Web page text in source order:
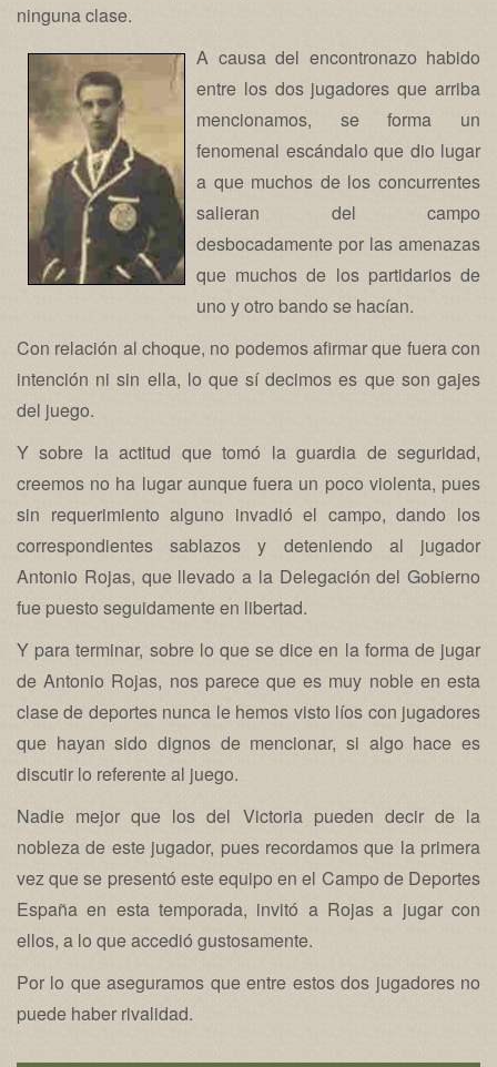
ninguna clase.
A causa del encontronazo habido
entre los dos jugadores que arriba
mencionamos, se forma un
fenomenal escándalo que dio lugar
a que muchos de los concurrentes
salieran del campo
desbocadamente por las amenazas
que muchos de los partidarios de
uno y otro bando se hacían.
Con relación al choque, no podemos afirmar que fuera con
intención ni sin ella, lo que sí decimos es que son gajes
del juego.
Y sobre la actitud que tomó la guardia de seguridad,
creemos no ha lugar aunque fuera un poco violenta, pues
sin requerimiento alguno invadió el campo, dando los
correspondientes sablazos y deteniendo al jugador
Antonio Rojas, que llevado a la Delegación del Gobierno
fue puesto seguidamente en libertad.
Y para terminar, sobre lo que se dice en la forma de jugar
de Antonio Rojas, nos parece que es muy noble en esta
clase de deportes nunca le hemos visto líos con jugadores
que hayan sido dignos de mencionar, si algo hace es
discutir lo referente al juego.
Nadie mejor que los del Victoria pueden decir de la
nobleza de este jugador, pues recordamos que la primera
vez que se presentó este equipo en el Campo de Deportes
España en esta temporada, invitó a Rojas a jugar con
ellos, a lo que accedió gustosamente.
Por lo que aseguramos que entre estos dos jugadores no
puede haber rivalidad.